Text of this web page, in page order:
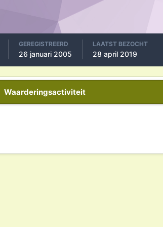
GEREGISTREERD
26 januari 2005
LAATST BEZOCHT
28 april 2019
Waarderingsactiviteit